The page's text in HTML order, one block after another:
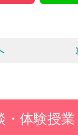
e
・体験授業